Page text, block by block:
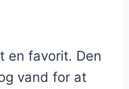
en favorit. Den
vand for at